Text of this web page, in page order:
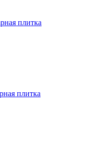
плитка
плитка